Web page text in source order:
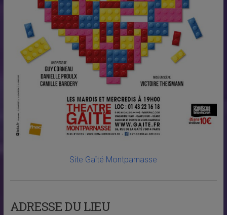
Site Gaîté Montparnasse
ADRESSE DU LIEU